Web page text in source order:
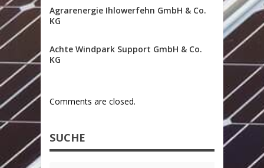
Agrarenergie Ihlowerfehn GmbH & Co.
KG
Achte Windpark Support GmbH & Co.
KG
Comments are closed.
SUCHE